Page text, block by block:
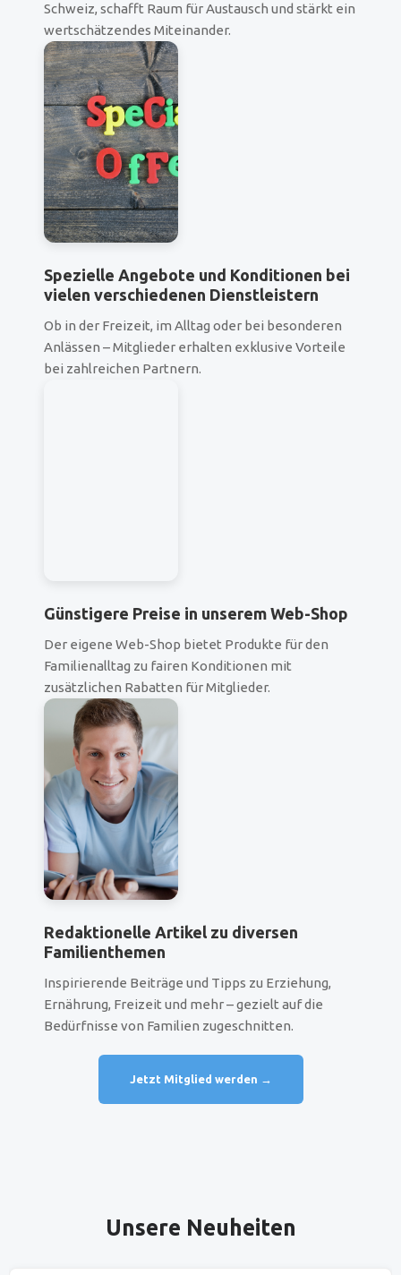
Schweiz, schafft Raum für Austausch und stärkt ein
wertschätzendes Miteinander.
Spezielle Angebote und Konditionen bei
vielen verschiedenen Dienstleistern
Ob in der Freizeit, im Alltag oder bei besonderen
Anlässen – Mitglieder erhalten exklusive Vorteile
bei zahlreichen Partnern.
Günstigere Preise in unserem Web-Shop
Der eigene Web-Shop bietet Produkte für den
Familienalltag zu fairen Konditionen mit
zusätzlichen Rabatten für Mitglieder.
Redaktionelle Artikel zu diversen
Familienthemen
Inspirierende Beiträge und Tipps zu Erziehung,
Ernährung, Freizeit und mehr – gezielt auf die
Bedürfnisse von Familien zugeschnitten.
Jetzt Mitglied werden →
Produktgalerie überspringenUnsere Neuheiten